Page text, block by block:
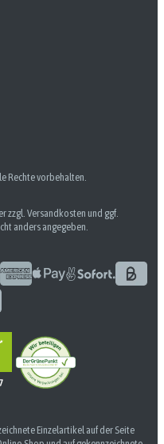
Rechte vorbehalten.
zzgl. Versandkosten und ggf.
anders angegeben.
Einzelartikel auf der Seite